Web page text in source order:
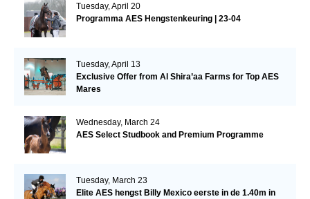
Tuesday, April 20
Programma AES Hengstenkeuring | 23-04
Tuesday, April 13
Exclusive Offer from Al Shira’aa Farms for Top AES
Mares
Wednesday, March 24
AES Select Studbook and Premium Programme
Tuesday, March 23
Elite AES hengst Billy Mexico eerste in de 1.40m in